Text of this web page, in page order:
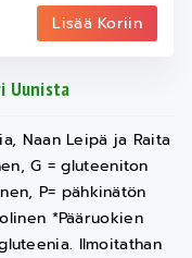
Lisää Koriin
Uunista
Naan Leipä ja Raita
G = gluteeniton
P= pähkinätön
*Pääruokien
Ilmoitathan